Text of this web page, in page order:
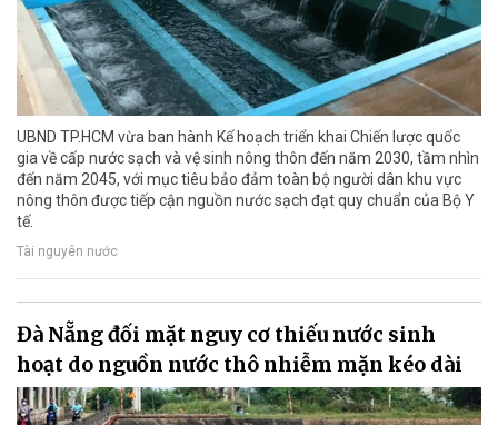
UBND TP.HCM vừa ban hành Kế hoạch triển khai Chiến lược quốc
gia về cấp nước sạch và vệ sinh nông thôn đến năm 2030, tầm nhìn
đến năm 2045, với mục tiêu bảo đảm toàn bộ người dân khu vực
nông thôn được tiếp cận nguồn nước sạch đạt quy chuẩn của Bộ Y
tế.
Tài nguyên nước
Đà Nẵng đối mặt nguy cơ thiếu nước sinh
hoạt do nguồn nước thô nhiễm mặn kéo dài